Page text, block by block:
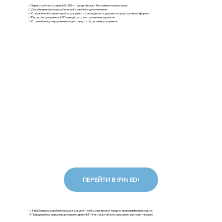
✅ Зареєструйтесь у сервісі iFin EDI — швидкий старт без зайвих налаштувань
✅ Додайте реквізити вашої компанії для обміну документами
✅ Створюйте або завантажуйте документи (накладні, акти, рахунки тощо) у зручному форматі
✅ Підпишіть документи КЕП та надішліть контрагентам в один клік
✅ Отримайте підтвердження про доставку та підписання документів
ПЕРЕЙТИ В IFIN EDI
✅ iFinEDI наразі розробляє продукт документообігу Електронної товарно-транспортної накладної.
💡Приєднуйтесь першими до нового сервісу ЕТТН: як тільки ми його запустимо та сповістимо вас!